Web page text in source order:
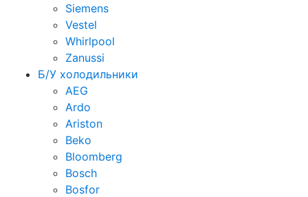
Siemens
Vestel
Whirlpool
Zanussi
Б/У холодильники
AEG
Ardo
Ariston
Beko
Bloomberg
Bosch
Bosfor